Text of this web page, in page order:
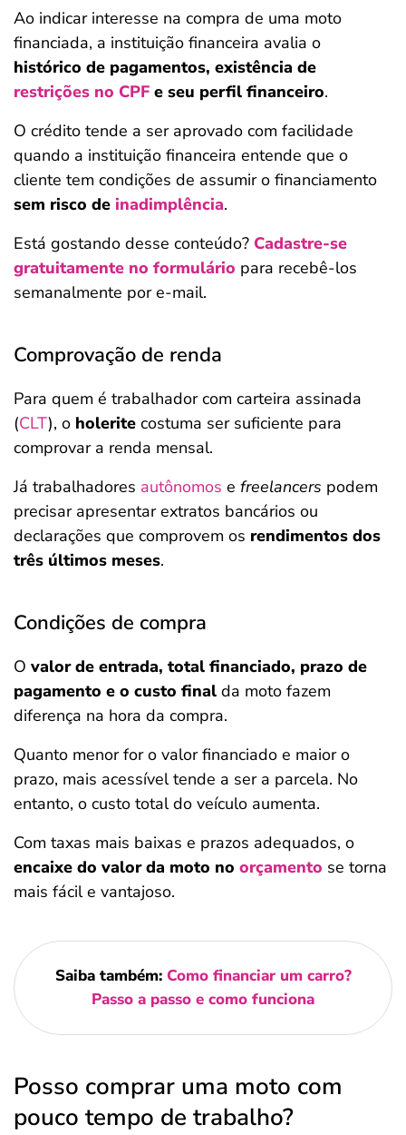
Ao indicar interesse na compra de uma moto
financiada, a instituição financeira avalia o
histórico de pagamentos, existência de
restrições no CPF e seu perfil financeiro.
O crédito tende a ser aprovado com facilidade
quando a instituição financeira entende que o
cliente tem condições de assumir o financiamento
sem risco de inadimplência.
Está gostando desse conteúdo? Cadastre-se
gratuitamente no formulário para recebê-los
semanalmente por e-mail.
Comprovação de renda
Para quem é trabalhador com carteira assinada
(CLT), o holerite costuma ser suficiente para
comprovar a renda mensal.
Já trabalhadores autônomos e freelancers podem
precisar apresentar extratos bancários ou
declarações que comprovem os rendimentos dos
três últimos meses.
Condições de compra
O valor de entrada, total financiado, prazo de
pagamento e o custo final da moto fazem
diferença na hora da compra.
Quanto menor for o valor financiado e maior o
prazo, mais acessível tende a ser a parcela. No
entanto, o custo total do veículo aumenta.
Com taxas mais baixas e prazos adequados, o
encaixe do valor da moto no orçamento se torna
mais fácil e vantajoso.
Saiba também: Como financiar um carro?
Passo a passo e como funciona
Posso comprar uma moto com
pouco tempo de trabalho?